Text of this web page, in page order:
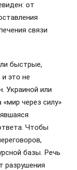
от
связи
быстрые,
это не
Украиной или
через силу»
Чтобы
базы. Речь
разрушения